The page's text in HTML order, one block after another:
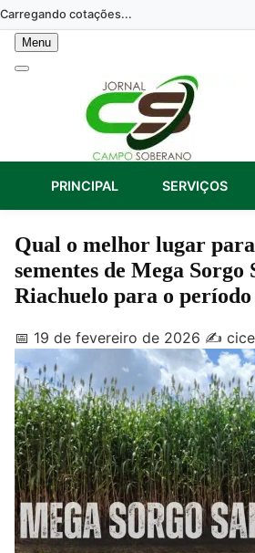
Skip
to
content
Carregando cotações...
Menu
PRINCIPAL SERVIÇOS
Qual o melhor lugar
sementes de Mega Sorgo
Riachuelo para o período
📅 19 de fevereiro de 2026 ✍️